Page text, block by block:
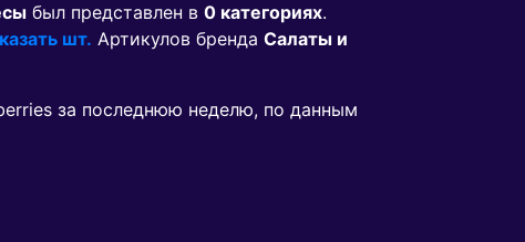
был представлен в 0 категориях.
шт. Артикулов бренда Салаты и
за последнюю неделю, по данным